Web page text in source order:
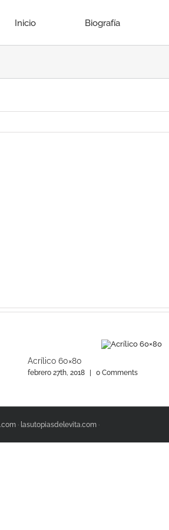
Inicio Biografía
Acrílico 60×80
febrero 27th, 2018 0 Comments
· lasutopiasdelevita.com ·